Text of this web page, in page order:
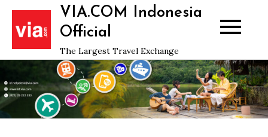
Skip
content
VIA.COM Indonesia
Official
The Largest Travel Exchange